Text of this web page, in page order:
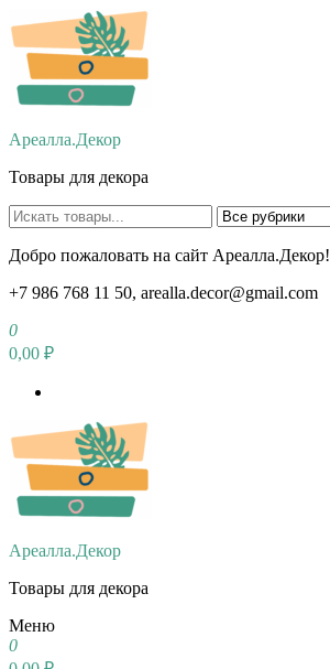
Перейти
к
содержимому
Ареалла.Декор
Товары для декора
Добро пожаловать на сайт Ареалла.Декор!
+7 986 768 11 50, arealla.decor@gmail.com
0
0,00 ₽
Ареалла.Декор
Товары для декора
Меню
0